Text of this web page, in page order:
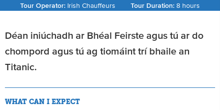
Tour Operator: Irish Chauffeurs Tour Duration: 8 hours
Déan iniúchadh ar Bhéal Feirste agus tú ar do
chompord agus tú ag tiomáint trí bhaile an
Titanic.
WHAT CAN I EXPECT